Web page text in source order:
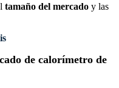
tamaño del mercado y las
de calorímetro de